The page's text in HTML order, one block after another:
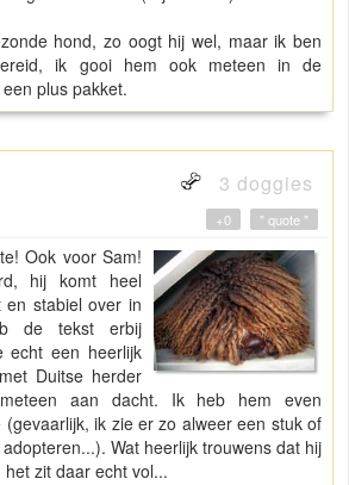
hond, zo oogt hij wel, maar ik ben
ik gooi hem ook meteen in de
plus pakket.
3 doggies
" quote "
+0
Ook voor Sam!
hij komt heel
en stabiel over in
de tekst erbij
echt een heerlijk
Duitse herder
aan dacht. Ik heb hem even
ik zie er zo alweer een stuk of
Wat heerlijk trouwens dat hij
zit daar echt vol...